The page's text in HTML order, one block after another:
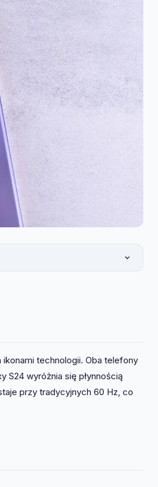
ikonami technologii. Oba telefony
S24 wyróżnia się płynnością
przy tradycyjnych 60 Hz, co